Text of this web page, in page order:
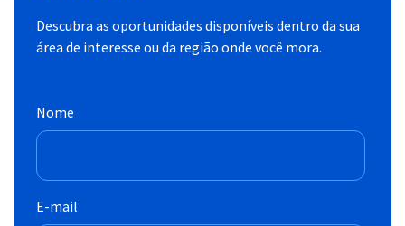
Descubra as oportunidades disponíveis dentro da sua
área de interesse ou da região onde você mora.
Nome
E-mail